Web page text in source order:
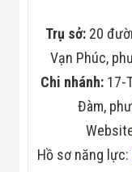
Trụ sở: 20
Vạn Phúc,
Chi nhánh:17-
Đàm,
Hồ sơ năng lực: